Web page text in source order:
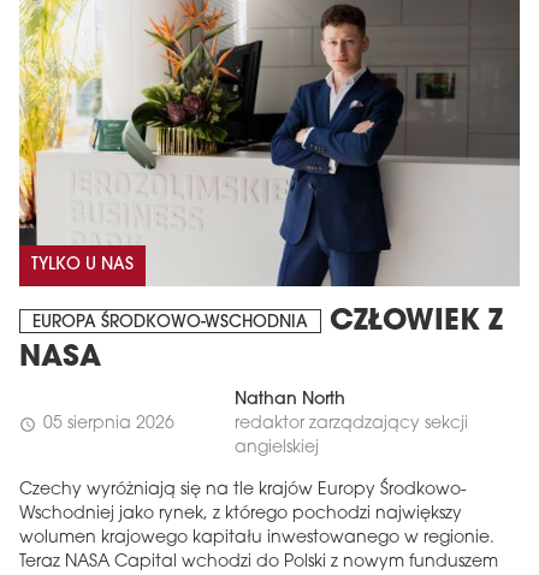
TYLKO U NAS
EUROPA ŚRODKOWO-WSCHODNIA
CZŁOWIEK Z
NASA
schedule 05 sierpnia 2026
Nathan North
redaktor zarządzający sekcji
angielskiej
Czechy wyróżniają się na tle krajów Europy Środkowo-
Wschodniej jako rynek, z którego pochodzi największy
wolumen krajowego kapitału inwestowanego w regionie.
Teraz NASA Capital wchodzi do Polski z nowym funduszem